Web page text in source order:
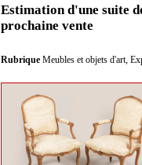
Estimation d'une suite
prochaine vente
Rubrique Meubles et objets d'art,